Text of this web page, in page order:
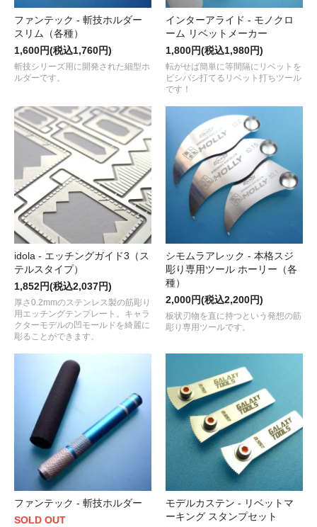
ファンテック - 斬技ホルダー
スリム（各種）
1,600円(税込1,760円)
斬技シリーズ用に開発された細型ホ
ルダーです。
インターアライド - モノクロ
ーム リベットメーカー
1,800円(税込1,980円)
転がせば簡単に等間隔にリベットを
ビシバシ打てるリベット打ちツール
です！
idola - エッチングガイド3（ス
テルスタイプ）
1,852円(税込2,037円)
厚さ0.2mmのステンレス製の筋彫り
用エッチングテンプレート。キャラ
クターモデルの凹モールドを綺麗に
彫ることができます。
シモムラアレック - 本格スジ
彫り専用ツール ホーリー（各
種）
2,000円(税込2,200円)
板状刃物を直に持つという発想の筋
彫り専用ツールです。
ファンテック - 斬技ホルダー
SOLD OUT
モデルカステン - リベットマ
ーキング スタンプセット